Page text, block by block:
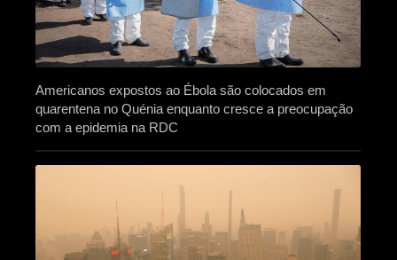
Americanos expostos ao Ébola são colocados em
quarentena no Quénia enquanto cresce a preocupação
com a epidemia na RDC